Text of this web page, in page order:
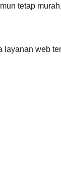
tetap
web